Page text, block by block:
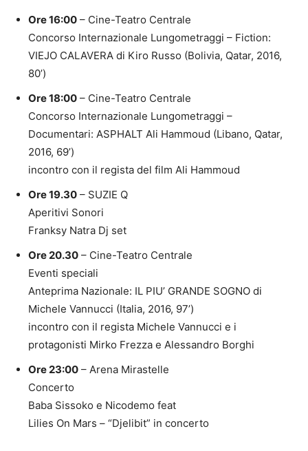
Ore 16:00 – Cine-Teatro Centrale
Concorso Internazionale Lungometraggi – Fiction:
VIEJO CALAVERA di Kiro Russo (Bolivia, Qatar, 2016,
80’)
Ore 18:00 – Cine-Teatro Centrale
Concorso Internazionale Lungometraggi –
Documentari: ASPHALT Ali Hammoud (Libano, Qatar,
2016, 69’)
incontro con il regista del film Ali Hammoud
Ore 19.30 – SUZIE Q
Aperitivi Sonori
Franksy Natra Dj set
Ore 20.30 – Cine-Teatro Centrale
Eventi speciali
Anteprima Nazionale: IL PIU’ GRANDE SOGNO di
Michele Vannucci (Italia, 2016, 97’)
incontro con il regista Michele Vannucci e i
protagonisti Mirko Frezza e Alessandro Borghi
Ore 23:00 – Arena Mirastelle
Concerto
Baba Sissoko e Nicodemo feat
Lilies On Mars – “Djelibit” in concerto